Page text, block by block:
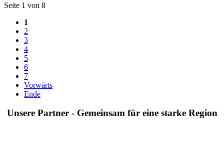
Seite 1 von 8
1
2
3
4
5
6
7
Vorwärts
Ende
Unsere Partner - Gemeinsam für eine starke Region